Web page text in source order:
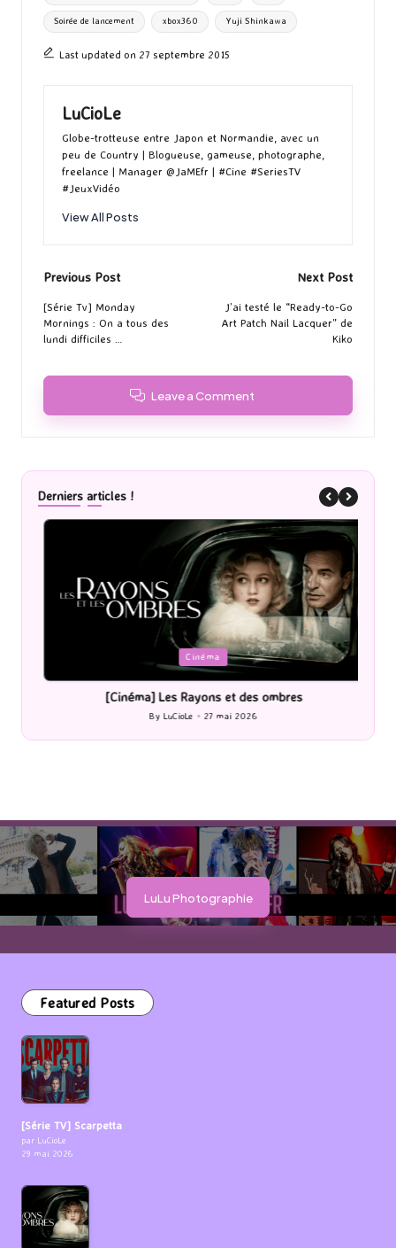
er
Soirée de lancement xbox360 Yuji Shinkawa
Last updated on 27 septembre 2015
LuCioLe
Globe-trotteuse entre Japon et Normandie, avec un
peu de Country | Blogueuse, gameuse, photographe,
freelance | Manager @JaMEfr | #Cine #SeriesTV
#JeuxVidéo
View All Posts
Post
navigation
Previous Post
[Série Tv] Monday
Mornings : On a tous des
lundi difficiles …
Next Post
J’ai testé le “Ready-to-Go
Art Patch Nail Lacquer” de
Kiko
Leave a Comment
Derniers articles !
Cinéma
[Cinéma] Les Rayons et des ombres
Posted
by
ByLuCioLe 27 mai 2026
LuLu Photographie
Featured Posts
[Série TV] Scarpetta
par LuCioLe
29 mai 2026